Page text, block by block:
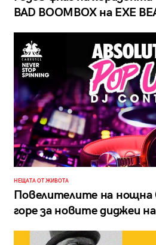
BAD BOOMBOX на EXE
НЕЩАТА ОТ ЖИВОТА
Повелителите на
горе за новите диджеи